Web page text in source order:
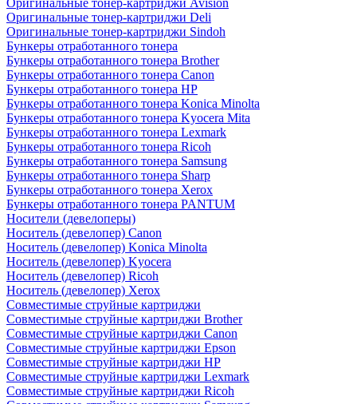
Оригинальные тонер-картриджи Avision
Оригинальные тонер-картриджи Deli
Оригинальные тонер-картриджи Sindoh
Бункеры отработанного тонера
Бункеры отработанного тонера Brother
Бункеры отработанного тонера Canon
Бункеры отработанного тонера HP
Бункеры отработанного тонера Konica Minolta
Бункеры отработанного тонера Kyocera Mita
Бункеры отработанного тонера Lexmark
Бункеры отработанного тонера Ricoh
Бункеры отработанного тонера Samsung
Бункеры отработанного тонера Sharp
Бункеры отработанного тонера Xerox
Бункеры отработанного тонера PANTUM
Носители (девелоперы)
Носитель (девелопер) Canon
Носитель (девелопер) Konica Minolta
Носитель (девелопер) Kyocera
Носитель (девелопер) Ricoh
Носитель (девелопер) Xerox
Совместимые струйные картриджи
Совместимые струйные картриджи Brother
Совместимые струйные картриджи Canon
Совместимые струйные картриджи Epson
Совместимые струйные картриджи HP
Совместимые струйные картриджи Lexmark
Совместимые струйные картриджи Ricoh